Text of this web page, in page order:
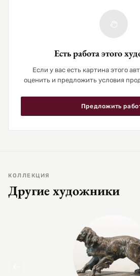
Есть работа этого
Если у вас есть картина этого
оценить и предложить условия
Предложить
КОЛЛЕКЦИЯ
Другие художники